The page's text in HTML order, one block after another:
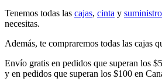
Tenemos todas las cajas, cinta y
necesitas.
Además, te compraremos todas las cajas
Envío gratis en pedidos que superan los
y en pedidos que superan los $100 en